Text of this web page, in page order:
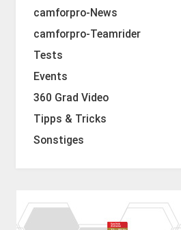
camforpro-News
camforpro-Teamrider
Tests
Events
360 Grad Video
Tipps & Tricks
Sonstiges